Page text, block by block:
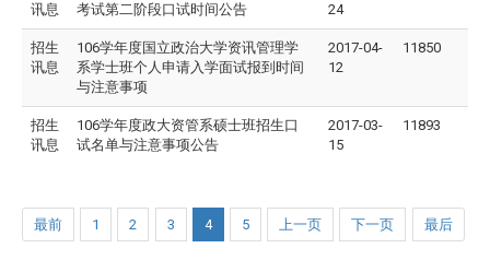
讯息
考试第二阶段口试时间公告
24
招生
讯息
106学年度国立政治大学资讯管理学
系学士班个人申请入学面试报到时间
与注意事项
2017-04-
12
11850
招生
讯息
106学年度政大资管系硕士班招生口
试名单与注意事项公告
2017-03-
15
11893
最前 1 2 3 4 5 上一页 下一页 最后